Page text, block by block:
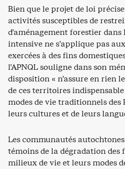
Bien que le projet de loi
activités susceptibles de
d’aménagement forestier dans
intensive ne s’applique pas
exercées à des fins
l’APNQL souligne dans son
disposition « n’assure en rien
de ces territoires
modes de vie traditionnels des
leurs cultures et de leurs
Les communautés
témoins de la dégradation des
milieux de vie et leurs modes